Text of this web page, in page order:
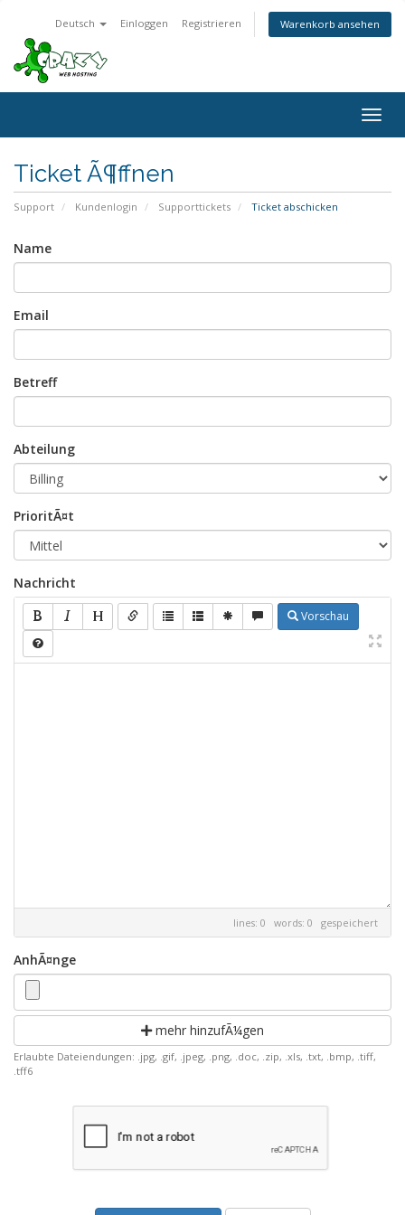
Deutsch Einloggen Registrieren Warenkorb ansehen
Ticket Ã¶ffnen
Support Kundenlogin Supporttickets Ticket abschicken
Name
Email
Betreff
Abteilung
PrioritÃ¤t
Nachricht
Vorschau
lines: 0 words: 0 gespeichert
AnhÃ¤nge
mehr hinzufÃ¼gen
Erlaubte Dateiendungen: .jpg, .gif, .jpeg, .png, .doc, .zip, .xls, .txt, .bmp, .tiff,
.tff6